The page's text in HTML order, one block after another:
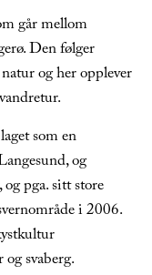
går mellom
Den følger
og her opplever
som en
og
pga. sitt store
i 2006.
svaberg.